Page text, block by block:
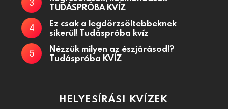
TUDÁSPRÓBA KVÍZ
Ez csak a legdörzsöltebbeknek
sikerül! Tudáspróba kvíz
Nézzük milyen az észjárásod!?
Tudáspróba KVÍZ
HELYESÍRÁSI KVÍZEK